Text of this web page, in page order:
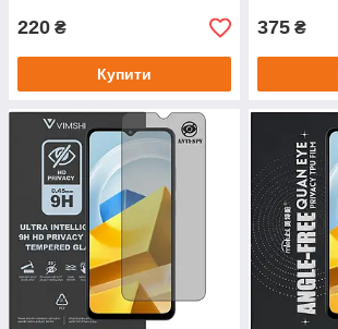
220 ₴
Купити
375 ₴